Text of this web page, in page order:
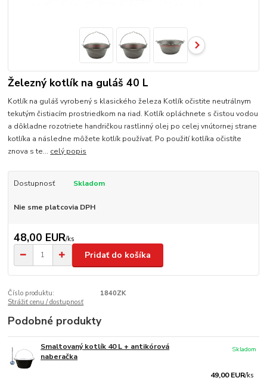
Železný kotlík na guláš 40 L
Kotlík na guláš vyrobený s klasického železa Kotlík očistite neutrálnym
tekutým čistiacím prostriedkom na riad. Kotlík opláchnete s čistou vodou
a dôkladne rozotriete handričkou rastlinný olej po celej vnútornej strane
kotlíka a následne môžete kotlík používať. Po použití kotlíka očistíte
znova s te... celý popis
Dostupnosť Skladom
Nie sme platcovia DPH
48,00 EUR/ks
Pridať do košíka
Číslo produktu:
1840ZK
Strážiť cenu / dostupnosť
Podobné produkty
Smaltovaný kotlík 40 L + antikórová
naberačka
49,00 EUR/ks
Skladom